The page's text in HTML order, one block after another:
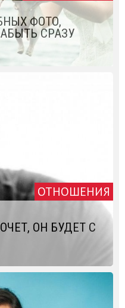
ФОТО,
СРАЗУ
ОТНОШЕНИЯ
ОН БУДЕТ С